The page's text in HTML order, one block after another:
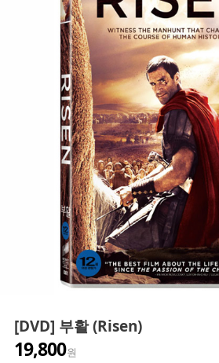
[DVD] 부활 (Risen)
19,800원